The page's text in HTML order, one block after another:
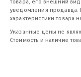
уведомления продавца.
характеристики товара
Указанные цены не
Стоимость и наличие